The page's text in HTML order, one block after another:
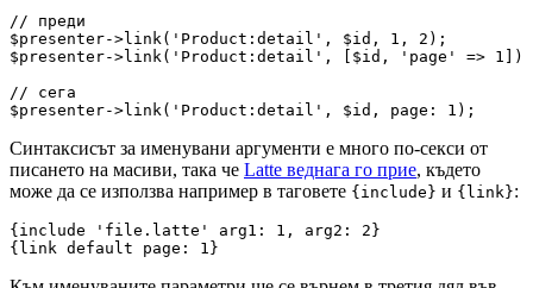
// преди
$presenter->link('Product:detail', $id, 1, 2);
$presenter->link('Product:detail', [$id, 'page' => 1]); //
// сега
Синтаксисът за именувани аргументи е много по-секси от
писането на масиви, така че Latte веднага го прие, където
може да се използва например в таговете {include} и {link}:
{include 'file.latte' arg1: 1, arg2: 2}